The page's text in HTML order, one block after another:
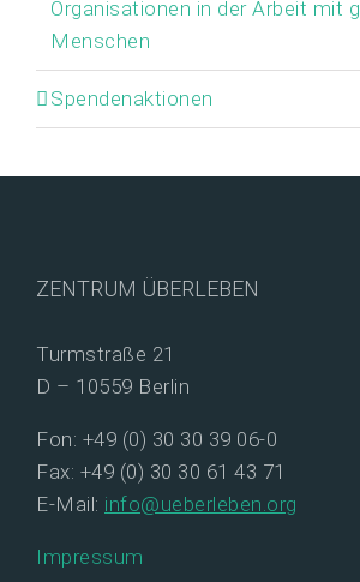
Organisationen in der Arbeit mit
Menschen
Spendenaktionen
ZENTRUM ÜBERLEBEN
Turmstraße 21
D – 10559 Berlin
Fon: +49 (0) 30 30 39 06-0
Fax: +49 (0) 30 30 61 43 71
E-Mail: info@ueberleben.org
Impressum